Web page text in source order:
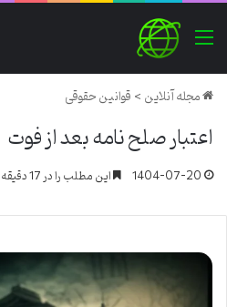
منو
مجله آنلاین>قوانین حقوقی
اعتبار صلح نامه بعد از فوت
1404-07-20 این مطلب را در 17 دقیقه می خوانید